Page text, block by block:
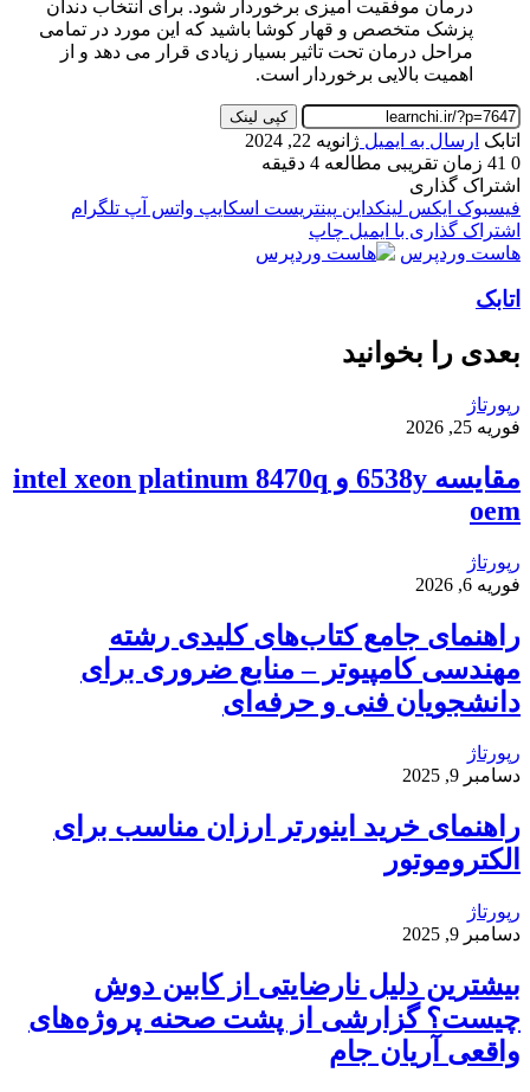
درمان موفقیت آمیزی برخوردار شود. برای انتخاب دندان
پزشک متخصص و قهار کوشا باشید که این مورد در تمامی
مراحل درمان تحت تاثیر بسیار زیادی قرار می دهد و از
اهمیت بالایی برخوردار است.
کپی لینک
اتابک ارسال به ایمیل ژانویه 22, 2024
0
زمان تقریبی مطالعه 4 دقیقه
اشتراک گذاری
فیسبوک ایکس لینکداین پینتریست اسکایپ واتس آپ تلگرام
اشتراک گذاری با ایمیل چاپ
هاست وردپرس
اتابک
بعدی را بخوانید
رپورتاژ
فوریه 25, 2026
مقایسه 6538y و intel xeon platinum 8470q
oem
رپورتاژ
فوریه 6, 2026
راهنمای جامع کتاب‌های کلیدی رشته
مهندسی کامپیوتر – منابع ضروری برای
دانشجویان فنی و حرفه‌ای
رپورتاژ
دسامبر 9, 2025
راهنمای خرید اینورتر ارزان مناسب برای
الکتروموتور
رپورتاژ
دسامبر 9, 2025
بیشترین دلیل نارضایتی از کابین دوش
چیست؟ گزارشی از پشت صحنه پروژه‌های
واقعی آریان جام